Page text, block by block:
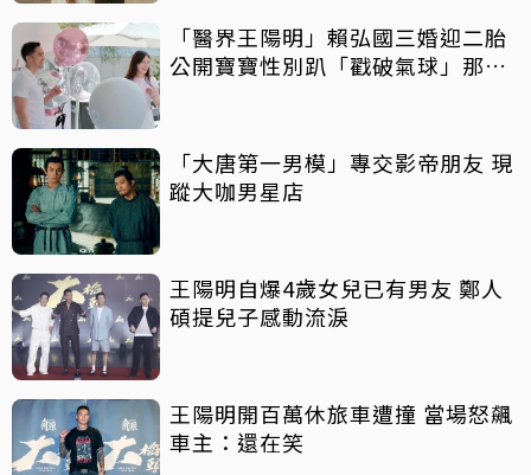
「醫界王陽明」賴弘國三婚迎二胎
公開寶寶性別趴「戳破氣球」那一
「大唐第一男模」專交影帝朋友 現
蹤大咖男星店
王陽明自爆4歲女兒已有男友 鄭人
碩提兒子感動流淚
王陽明開百萬休旅車遭撞 當場怒飆
車主：還在笑